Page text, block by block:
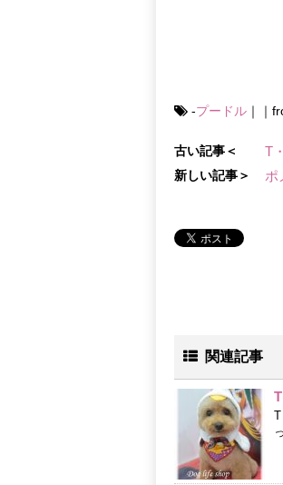
-プードル ｜｜
古い記事＜ T
新しい記事＞ ポ
関連記事